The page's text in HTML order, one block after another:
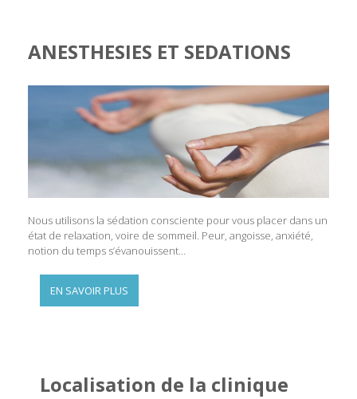
ANESTHESIES ET SEDATIONS
Nous utilisons la sédation consciente pour vous placer dans un
état de relaxation, voire de sommeil. Peur, angoisse, anxiété,
notion du temps s’évanouissent…
EN SAVOIR PLUS
Localisation de la clinique